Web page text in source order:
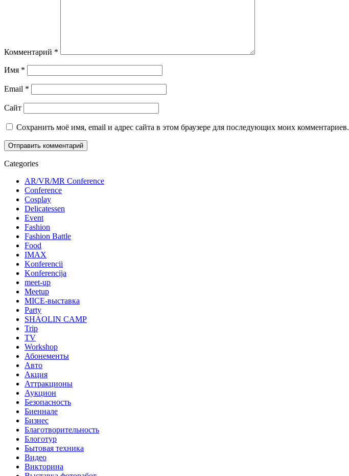
Комментарий *
Имя *
Email *
Сайт
Сохранить моё имя, email и адрес сайта в этом браузере для последующих моих комментариев.
Categories
AR/VR/MR Conference
Conference
Cosplay
Delicatessen
Event
Fashion
Fashion Battle
Food
IMAX
Konferencii
Konferencija
meet-up
Meetup
MICE-выставка
Party
SHAOLIN CAMP
Trip
TV
Workshop
Абонементы
Авто
Акция
Аттракционы
Аукцион
Безопасность
Биеннале
Бизнес
Благотворительность
Блоготур
Бытовая техника
Видео
Викторина